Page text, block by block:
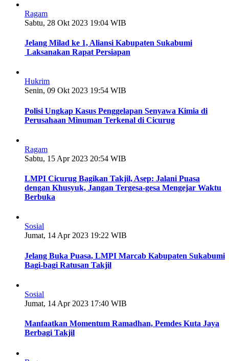
Ragam
Sabtu, 28 Okt 2023 19:04 WIB
Jelang Milad ke 1, Aliansi Kabupaten Sukabumi
Laksanakan Rapat Persiapan
Hukrim
Senin, 09 Okt 2023 19:54 WIB
Polisi Ungkap Kasus Penggelapan Senyawa Kimia di
Perusahaan Minuman Terkenal di Cicurug
Ragam
Sabtu, 15 Apr 2023 20:54 WIB
LMPI Cicurug Bagikan Takjil, Asep: Jalani Puasa
dengan Khusyuk, Jangan Tergesa-gesa Mengejar Waktu
Berbuka
Sosial
Jumat, 14 Apr 2023 19:22 WIB
Jelang Buka Puasa, LMPI Marcab Kabupaten Sukabumi
Bagi-bagi Ratusan Takjil
Sosial
Jumat, 14 Apr 2023 17:40 WIB
Manfaatkan Momentum Ramadhan, Pemdes Kuta Jaya
Berbagi Takjil